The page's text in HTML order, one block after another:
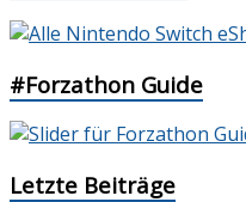
#Forzathon Guide
Letzte Beiträge